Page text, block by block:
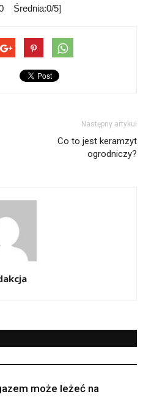
Średnia:0/5]
Następny artykuł
Co to jest keramzyt
ogrodniczy?
może leżeć na